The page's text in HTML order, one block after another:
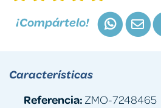
¡Compártelo!
Características
Referencia: ZMO-7248465